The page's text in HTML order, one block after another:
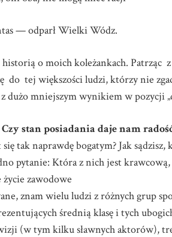
— odparł Wielki Wódz.
historią o moich koleżankach.
tej większości ludzi, którzy nie
dużo mniejszym wynikiem w
Czy stan posiadania daje nam
tak naprawdę bogatym? Jak
pytanie: Która z nich jest
zawodowe
znam wielu ludzi z różnych grup
średnią klasę i tych
(w tym kilku sławnych aktorów),